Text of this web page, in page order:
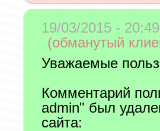
19/03/2015 - 20:49
(обманутый
Уважаемые
Комментарий
admin" был
сайта: